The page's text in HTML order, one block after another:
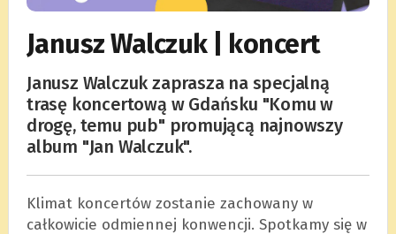
Janusz Walczuk | koncert
Janusz Walczuk zaprasza na specjalną
trasę koncertową w Gdańsku "Komu w
drogę, temu pub" promującą najnowszy
album "Jan Walczuk".
Klimat koncertów zostanie zachowany w
całkowicie odmiennej konwencji. Spotkamy się w